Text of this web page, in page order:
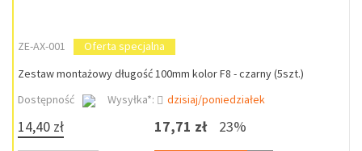
ZE-AX-001
Oferta specjalna
Zestaw montażowy długość 100mm kolor F8 - czarny (5szt.)
Dostępność
Wysyłka*: dzisiaj/poniedziałek
14,40 zł 17,71 zł 23%